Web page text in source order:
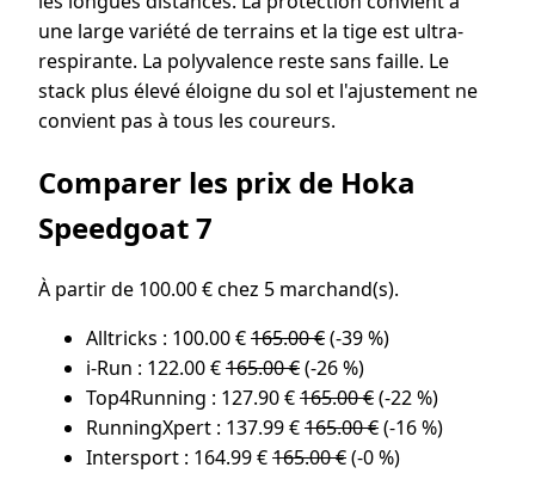
une large variété de terrains et la tige est ultra-
respirante. La polyvalence reste sans faille. Le
stack plus élevé éloigne du sol et l'ajustement ne
convient pas à tous les coureurs.
Comparer les prix de Hoka
Speedgoat 7
À partir de 100.00 € chez 5 marchand(s).
Alltricks : 100.00 €165.00 €(-39 %)
i-Run : 122.00 €165.00 €(-26 %)
Top4Running : 127.90 €165.00 €(-22 %)
RunningXpert : 137.99 €165.00 €(-16 %)
Intersport : 164.99 €165.00 €(-0 %)